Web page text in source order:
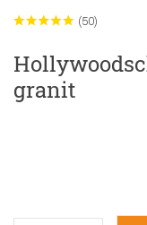
(50)
granit